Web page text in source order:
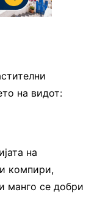
на видот:
на
компири,
манго се добри